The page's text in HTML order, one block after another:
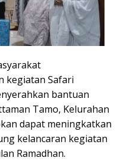
kegiatan Safari
bantuan
Tamo, Kelurahan
dapat meningkatkan
kelancaran kegiatan
Ramadhan.